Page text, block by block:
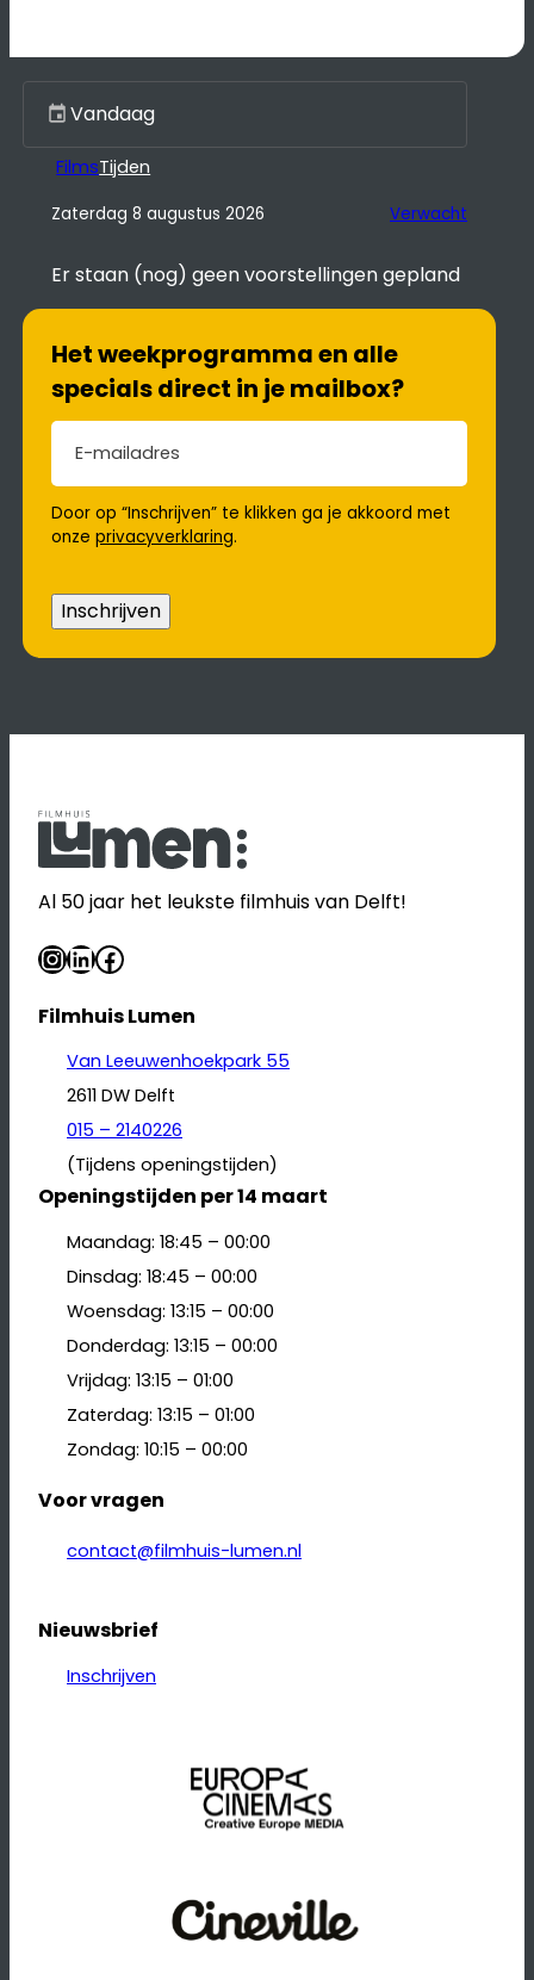
Kies een dag
FilmsTijden
Zaterdag 8 augustus 2026 Verwacht
Er staan (nog) geen voorstellingen gepland
Het weekprogramma en alle
specials direct in je mailbox?
E-mailadres
Door op “Inschrijven” te klikken ga je akkoord met
onzeprivacyverklaring.
Inschrijven
Al 50 jaar het leukste filmhuis van Delft!
InstagramLinkedIn Facebook
Filmhuis Lumen
Van Leeuwenhoekpark 55
2611 DW Delft
015 – 2140226
(Tijdens openingstijden)
Openingstijden per 14 maart
Maandag: 18:45 – 00:00
Dinsdag: 18:45 – 00:00
Woensdag: 13:15 – 00:00
Donderdag: 13:15 – 00:00
Vrijdag: 13:15 – 01:00
Zaterdag: 13:15 – 01:00
Zondag: 10:15 – 00:00
Voor vragen
contact@filmhuis-lumen.nl
Nieuwsbrief
Inschrijven